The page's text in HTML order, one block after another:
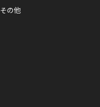
その他